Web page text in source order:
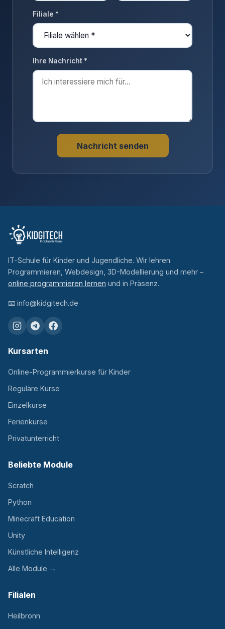
Filiale *
Ihre Nachricht *
Nachricht senden
IT-Schule für Kinder und Jugendliche. Wir lehren
Programmieren, Webdesign, 3D-Modellierung und mehr –
online programmieren lernen und in Präsenz.
📧 info@kidgitech.de
Kursarten
Online-Programmierkurse für Kinder
Reguläre Kurse
Einzelkurse
Ferienkurse
Privatunterricht
Beliebte Module
Scratch
Python
Minecraft Education
Unity
Künstliche Intelligenz
Alle Module →
Filialen
Heilbronn